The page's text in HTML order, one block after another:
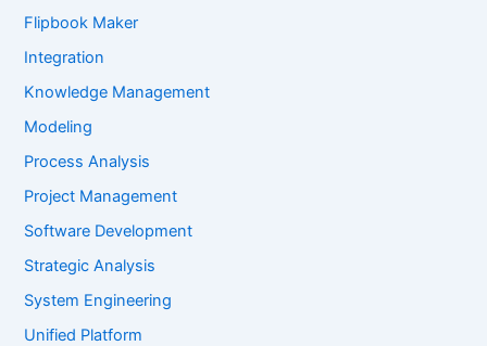
Flipbook Maker
Integration
Knowledge Management
Modeling
Process Analysis
Project Management
Software Development
Strategic Analysis
System Engineering
Unified Platform